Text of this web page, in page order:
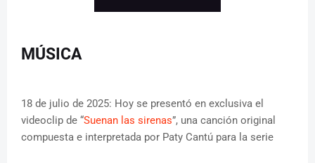
MÚSICA
18 de julio de 2025: Hoy se presentó en exclusiva el
videoclip de “Suenan las sirenas”, una canción original
compuesta e interpretada por Paty Cantú para la serie